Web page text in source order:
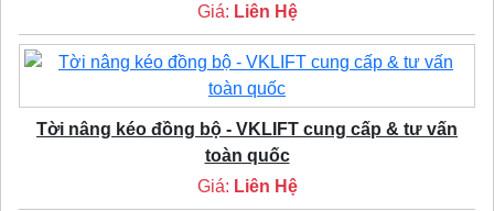
Giá: Liên Hệ
Tời nâng kéo đồng bộ - VKLIFT cung cấp & tư vấn
toàn quốc
Giá: Liên Hệ